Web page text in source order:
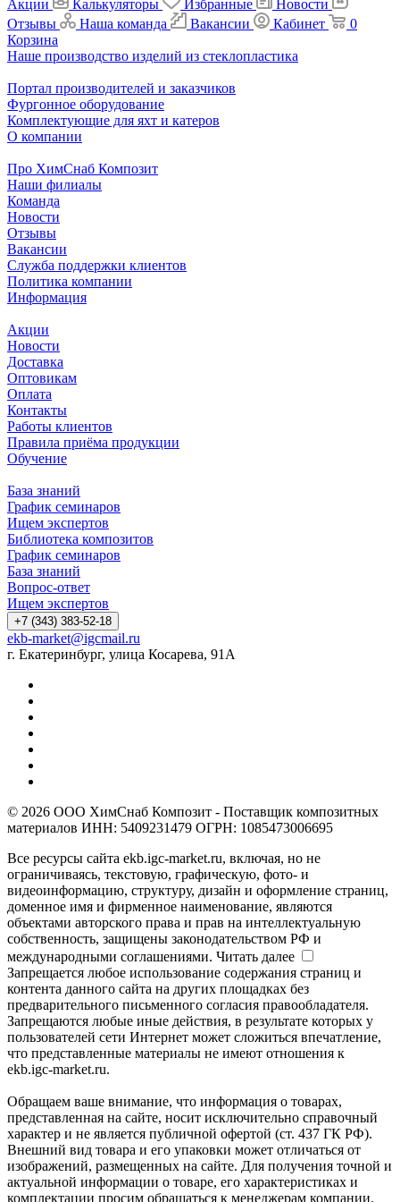
Акции Калькуляторы Избранные
Новости
Отзывы
Наша команда Вакансии Кабинет
0
Корзина
Наше производство изделий из стеклопластика
Портал производителей и заказчиков
Фургонное оборудование
Комплектующие для яхт и катеров
О компании
Про ХимСнаб Композит
Наши филиалы
Команда
Новости
Отзывы
Вакансии
Служба поддержки клиентов
Политика компании
Информация
Акции
Новости
Доставка
Оптовикам
Оплата
Контакты
Работы клиентов
Правила приёма продукции
Обучение
База знаний
График семинаров
Ищем экспертов
Библиотека композитов
График семинаров
База знаний
Вопрос-ответ
Ищем экспертов
+7 (343) 383-52-18
ekb-market@igcmail.ru
г. Екатеринбург, улица Косарева, 91А
© 2026 ООО ХимСнаб Композит - Поставщик композитных
материалов ИНН: 5409231479 ОГРН: 1085473006695
Все ресурсы сайта ekb.igc-market.ru, включая, но не
ограничиваясь, текстовую, графическую, фото- и
видеоинформацию, структуру, дизайн и оформление страниц,
доменное имя и фирменное наименование, являются
объектами авторского права и прав на интеллектуальную
собственность, защищены законодательством РФ и
международными соглашениями. Читать далее
Запрещается любое использование содержания страниц и
контента данного сайта на других площадках без
предварительного письменного согласия правообладателя.
Запрещаются любые иные действия, в результате которых у
пользователей сети Интернет может сложиться впечатление,
что представленные материалы не имеют отношения к
ekb.igc-market.ru.
Обращаем ваше внимание, что информация о товарах,
представленная на сайте, носит исключительно справочный
характер и не является публичной офертой (ст. 437 ГК РФ).
Внешний вид товара и его упаковки может отличаться от
изображений, размещенных на сайте. Для получения точной и
актуальной информации о товаре, его характеристиках и
комплектации просим обращаться к менеджерам компании.